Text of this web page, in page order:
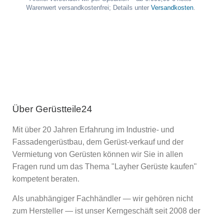
Warenwert versandkostenfrei; Details unter Versandkosten.
Über Gerüstteile24
Mit über 20 Jahren Erfahrung im Industrie- und
Fassadengerüstbau, dem Gerüst-verkauf und der
Vermietung von Gerüsten können wir Sie in allen
Fragen rund um das Thema "Layher Gerüste kaufen"
kompetent beraten.
Als unabhängiger Fachhändler — wir gehören nicht
zum Hersteller — ist unser Kerngeschäft seit 2008 der